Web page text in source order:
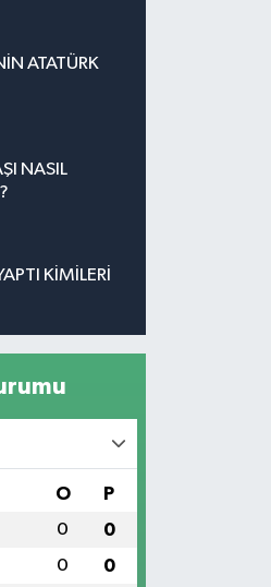
ATATÜRK
NASIL
KİMİLERİ
O P
0 0
0 0